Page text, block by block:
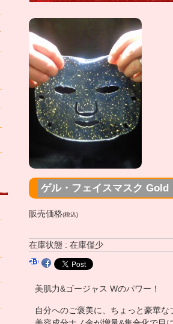
ゲル・フェイスマスク
販売価格(税込)
在庫状態 : 在庫僅少
美肌力&ゴージャス Wのパワー！
自分へのご褒美に、ちょっと豪華な